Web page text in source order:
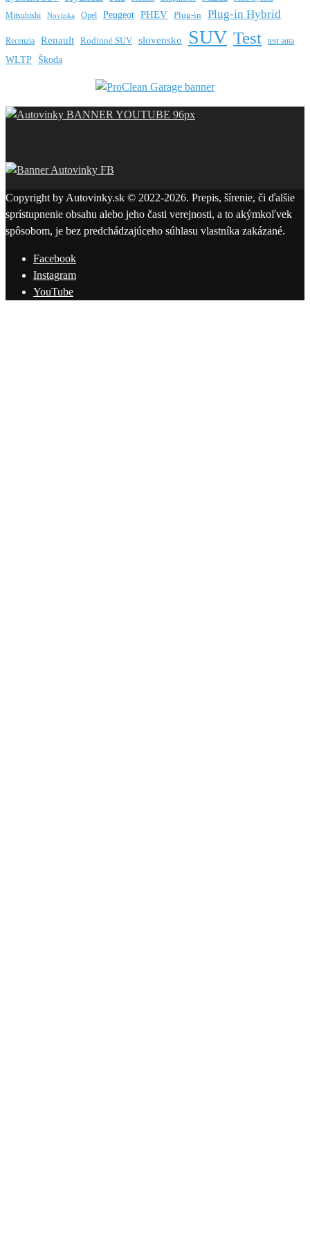
Mitsubishi Novinka Opel Peugeot PHEV Plug-in Plug-in Hybrid
Recenzia Renault Rodinné SUV slovensko SUV Test test auta
WLTP Škoda
Copyright by Autovinky.sk © 2022-2026. Prepis, šírenie, či ďalšie
sprístupnenie obsahu alebo jeho časti verejnosti, a to akýmkoľvek
spôsobom, je bez predchádzajúceho súhlasu vlastníka zakázané.
Facebook
Instagram
YouTube